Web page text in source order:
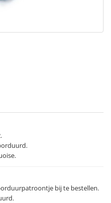
bij te bestellen.